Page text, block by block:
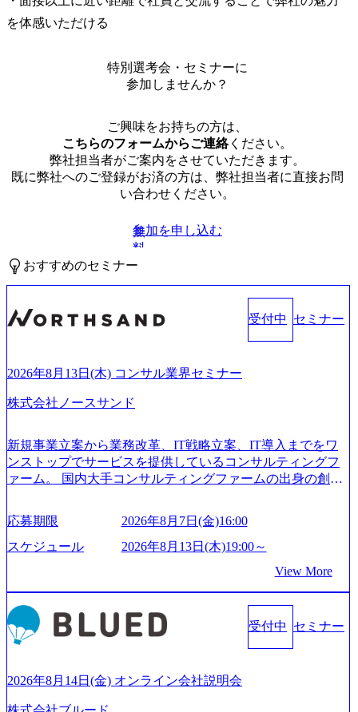
を体感いただける
特別選考会・セミナーに
参加しませんか？
ご興味をお持ちの方は、
こちらのフォームからご連絡ください。
弊社担当者がご案内をさせていただきます。
既に弊社へのご登録がお済の方は、弊社担当者に直接お問
い合わせください。
無
料
参加を申し込む
おすすめのセミナー
受付中 セミナー
2026年8月13日(木) コンサル業界セミナー
株式会社ノースサンド
新規事業立案から業務改革、IT戦略立案、IT導入までをワ
ンストップでサービスを提供しているコンサルティングフ
ァーム。 国内大手コンサルティングファームの出身の創業
もっと自由に誠実に提案できる会社をつくりたい」「胸を
張って会社が好きだと言えるような家族的な組織をつくり
たい」という想いで会社を設立 PwC・アクセンチュアとい
社出身者など、様々な経歴の社員が活躍しており、働きや
すく魅力的な環境が整っているため、定着率が高いことか
ら「働きがいのある会社」に4年連続ベストカンパニーに選
出されている。 残業時間は平均30時間程度 事業/IT戦略立案
や各種プロジェクトマネジメント、最先端テクノロジーの
をデザインする」というビジョンを掲げ、クライアント目
応募期限
2026年8月7日(金)16:00
スケジュール
2026年8月13日(木)19:00～
View More
受付中 セミナー
2026年8月14日(金) オンライン会社説明会